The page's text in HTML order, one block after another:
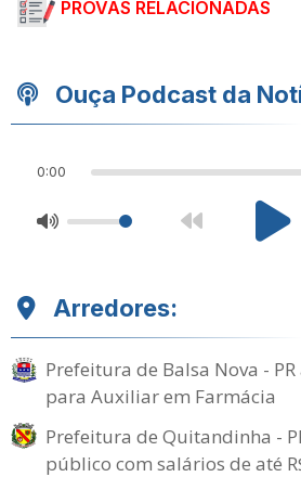
PROVAS RELACIONADAS
Ouça Podcast da
0:00
Arredores:
Prefeitura de Balsa Nova -
para Auxiliar em Farmácia
Prefeitura de Quitandinha -
público com salários de até